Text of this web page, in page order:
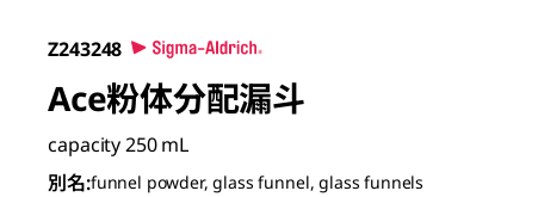
Z243248
Ace粉体分配漏斗
capacity 250 mL
別名:funnel powder, glass funnel, glass funnels